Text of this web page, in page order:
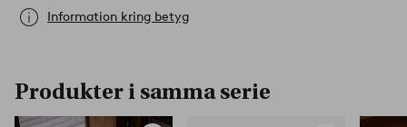
Information kring betyg
Produkter i samma serie